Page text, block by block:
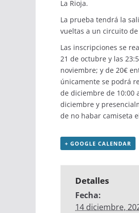
La Rioja.
La prueba tendrá la
vueltas a un circuito
Las inscripciones se
21 de octubre y las
noviembre; y de 20€
únicamente se podrá
de diciembre de 10:00
diciembre y
de no habar camiseta
+ GOOGLE CALENDAR
Detalles
Fecha:
14 diciembre,